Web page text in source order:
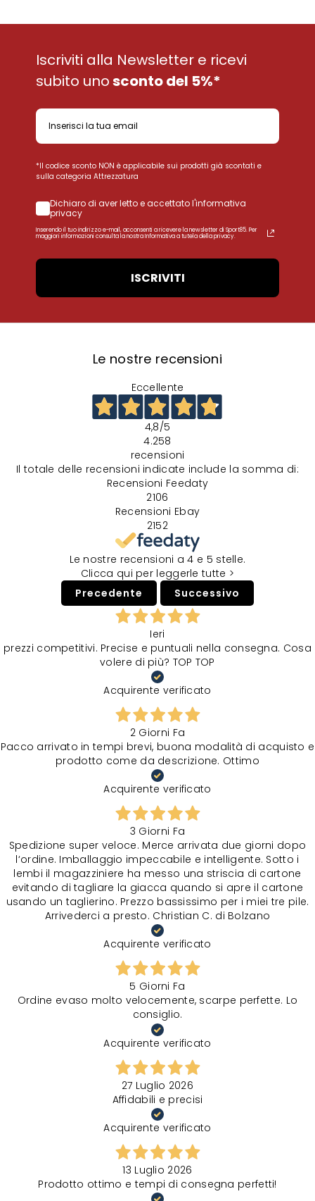
Iscriviti alla Newsletter e ricevi
subito unosconto del 5%*
*Il codice sconto NON è applicabile sui prodotti già scontati e
sulla categoria Attrezzatura
Dichiaro di aver letto e accettato l'informativa
privacy
Inserendo il tuo indirizzo e-mail, acconsenti a ricevere la newsletter di Sport85. Per
maggiori informazioni consulta la nostra Informativa a tutela della privacy.
ISCRIVITI
Le nostre recensioni
Eccellente
4,8/5
4.258
recensioni
Il totale delle recensioni indicate include la somma di:
Recensioni Feedaty
2106
Recensioni Ebay
2152
Le nostre recensioni a 4 e 5 stelle.
Clicca qui per leggerle tutte >
Precedente
Successivo
Ieri
prezzi competitivi. Precise e puntuali nella consegna. Cosa
volere di più? TOP TOP
Acquirente verificato
2 Giorni Fa
Pacco arrivato in tempi brevi, buona modalità di acquisto e
prodotto come da descrizione. Ottimo
Acquirente verificato
3 Giorni Fa
Spedizione super veloce. Merce arrivata due giorni dopo
l‘ordine. Imballaggio impeccabile e intelligente. Sotto i
lembi il magazziniere ha messo una striscia di cartone
evitando di tagliare la giacca quando si apre il cartone
usando un taglierino. Prezzo bassissimo per i miei tre pile.
Arrivederci a presto. Christian C. di Bolzano
Acquirente verificato
5 Giorni Fa
Ordine evaso molto velocemente, scarpe perfette. Lo
consiglio.
Acquirente verificato
27 Luglio 2026
Affidabili e precisi
Acquirente verificato
13 Luglio 2026
Prodotto ottimo e tempi di consegna perfetti!